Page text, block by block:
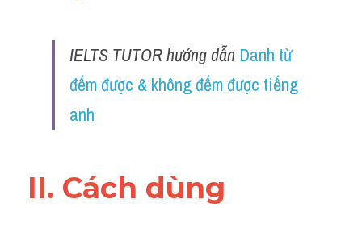
IELTS TUTOR hướng dẫn Danh từ
đếm được & không đếm được tiếng
anh
II. Cách dùng